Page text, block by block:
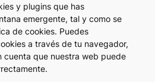
y plugins que has
emergente, tal y como se
de cookies. Puedes
a través de tu navegador,
cuenta que nuestra web puede